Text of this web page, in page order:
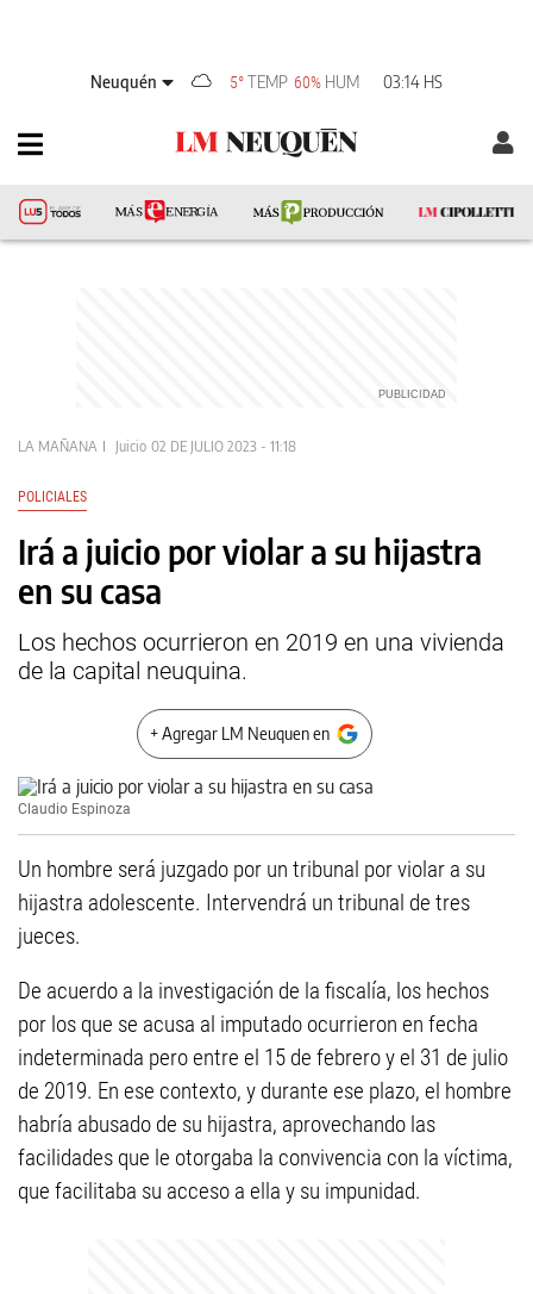
Neuquén 5° TEMP 60% HUM 03:14 HS
LA MAÑANA Juicio 02 DE JULIO 2023 - 11:18
POLICIALES
Irá a juicio por violar a su hijastra
en su casa
Los hechos ocurrieron en 2019 en una vivienda
de la capital neuquina.
+ Agregar LM Neuquen en
Claudio Espinoza
Un hombre será juzgado por un tribunal por violar a su
hijastra adolescente. Intervendrá un tribunal de tres
jueces.
De acuerdo a la investigación de la fiscalía, los hechos
por los que se acusa al imputado ocurrieron en fecha
indeterminada pero entre el 15 de febrero y el 31 de julio
de 2019. En ese contexto, y durante ese plazo, el hombre
habría abusado de su hijastra, aprovechando las
facilidades que le otorgaba la convivencia con la víctima,
que facilitaba su acceso a ella y su impunidad.